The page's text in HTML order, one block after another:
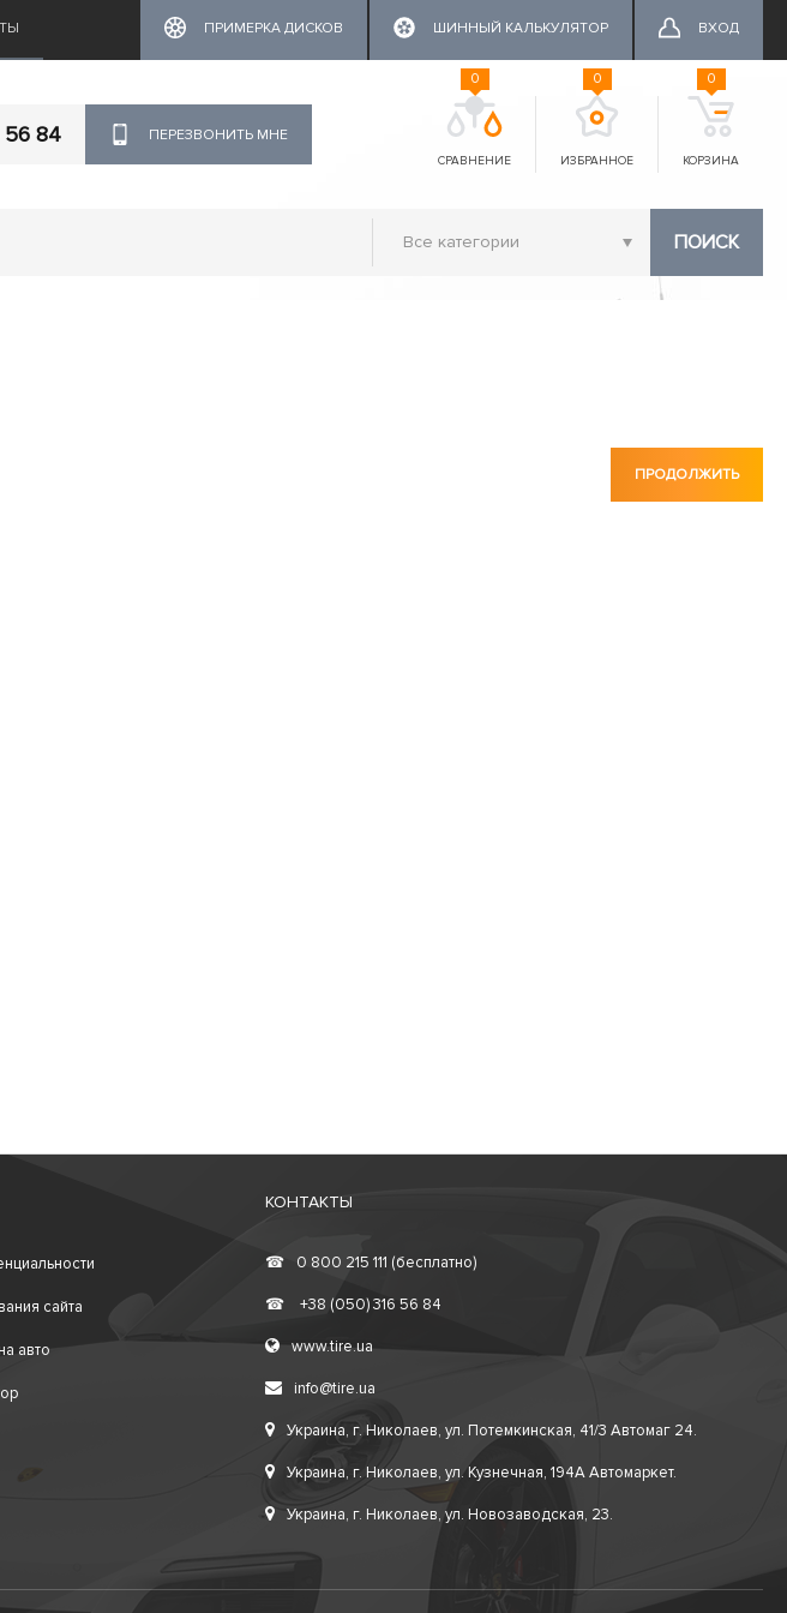
ПРИМЕРКА ДИСКОВ ШИННЫЙ КАЛЬКУЛЯТОР ВХОД
56 84 ПЕРЕЗВОНИТЬ МНЕ
СРАВНЕНИЕ
0
ИЗБРАННОЕ
0
КОРЗИНА
0
ПОИСК
ПРОДОЛЖИТЬ
сайта
авто
КОНТАКТЫ
☎ 0 800 215 111 (бесплатно)
☎ +38 (050) 316 56 84
www.tire.ua
info@tire.ua
Украина, г. Николаев, ул. Потемкинская, 41/3 Автомаг 24.
Украина, г. Николаев, ул. Кузнечная, 194А Автомаркет.
Украина, г. Николаев, ул. Новозаводская, 23.